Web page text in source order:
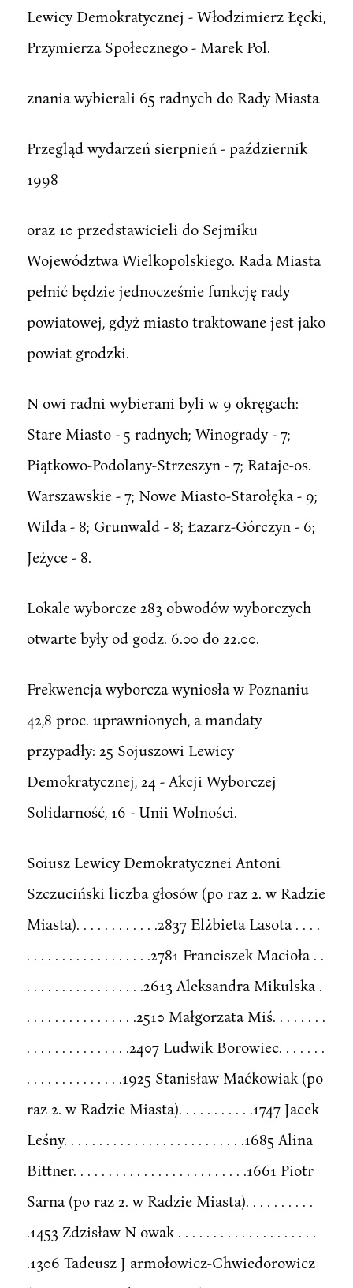
Lewicy Demokratycznej - Włodzimierz Łęcki,
Przymierza Społecznego - Marek Pol.
znania wybierali 65 radnych do Rady Miasta
Przegląd wydarzeń sierpnień - październik
1998
oraz 10 przedstawicieli do Sejmiku
Województwa Wielkopolskiego. Rada Miasta
pełnić będzie jednocześnie funkcję rady
powiatowej, gdyż miasto traktowane jest jako
powiat grodzki.
N owi radni wybierani byli w 9 okręgach:
Stare Miasto - 5 radnych; Winogrady - 7;
Piątkowo-Podolany-Strzeszyn - 7; Rataje-os.
Warszawskie - 7; Nowe Miasto-Starołęka - 9;
Wilda - 8; Grunwald - 8; Łazarz-Górczyn - 6;
Jeżyce - 8.
Lokale wyborcze 283 obwodów wyborczych
otwarte były od godz. 6.00 do 22.00.
Frekwencja wyborcza wyniosła w Poznaniu
42,8 proc. uprawnionych, a mandaty
przypadły: 25 Sojuszowi Lewicy
Demokratycznej, 24 - Akcji Wyborczej
Solidarność, 16 - Unii Wolności.
Soiusz Lewicy Demokratycznei Antoni
Szczuciński liczba głosów (po raz 2. w Radzie
Miasta). . . . . . . . . . . .2837 Elżbieta Lasota . . . .
. . . . . . . . . . . . . . . . . .2781 Franciszek Macioła . .
. . . . . . . . . . . . . . . . .2613 Aleksandra Mikulska .
. . . . . . . . . . . . . . . .2510 Małgorzata Miś. . . . . . . .
. . . . . . . . . . . . . . .2407 Ludwik Borowiec. . . . . . .
. . . . . . . . . . . . . .1925 Stanisław Maćkowiak (po
raz 2. w Radzie Miasta). . . . . . . . . . .1747 Jacek
Leśny. . . . . . . . . . . . . . . . . . . . . . . . . .1685 Alina
Bittner. . . . . . . . . . . . . . . . . . . . . . . . .1661 Piotr
Sarna (po raz 2. w Radzie Miasta). . . . . . . . . .
.1453 Zdzisław N owak . . . . . . . . . . . . . . . . . . . .
.1306 Tadeusz J armołowicz-Chwiedorowicz